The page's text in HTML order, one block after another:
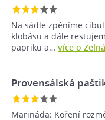
Na sádle zpěníme
klobásu a dále
papriku a… více o
Provensálská
Marináda: Koření